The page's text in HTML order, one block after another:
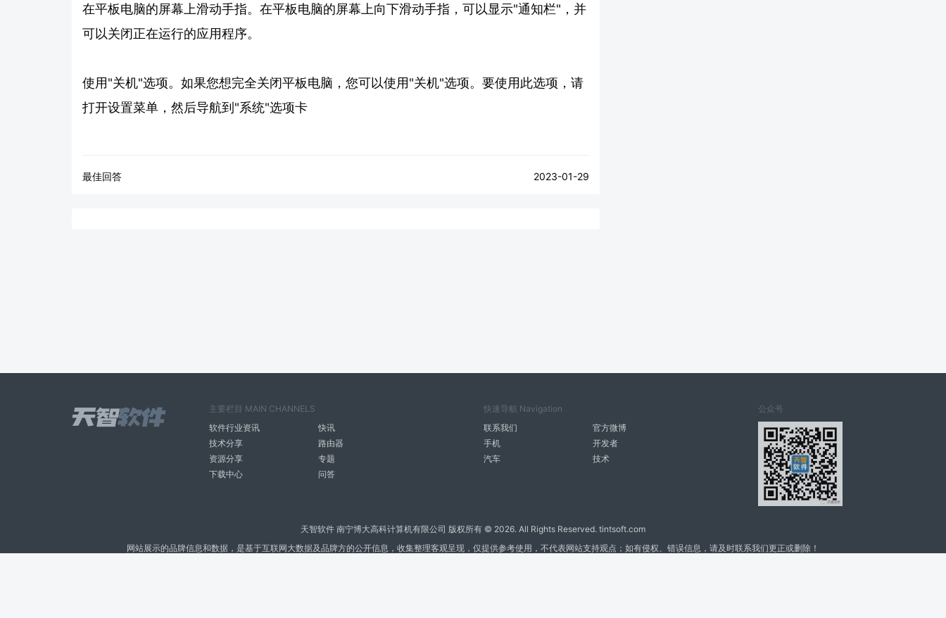
在平板电脑的屏幕上滑动手指。在平板电脑的屏幕上向下滑动手指，可以显示"通知栏"，并
可以关闭正在运行的应用程序。
使用"关机"选项。如果您想完全关闭平板电脑，您可以使用"关机"选项。要使用此选项，请
打开设置菜单，然后导航到"系统"选项卡
最佳回答 2023-01-29
主要栏目 MAIN CHANNELS
软件行业资讯
快讯
技术分享
路由器
资源分享
专题
下载中心
问答
快速导航 Navigation
联系我们
官方微博
手机
开发者
汽车
技术
公众号
天智软件 南宁博大高科计算机有限公司 版权所有 © 2026. All Rights Reserved. tintsoft.com
网站展示的品牌信息和数据，是基于互联网大数据及品牌方的公开信息，收集整理客观呈现，仅提供参考使用，不代表网站支持观点；如有侵权、错误信息，请及时联系我们更正或删除！